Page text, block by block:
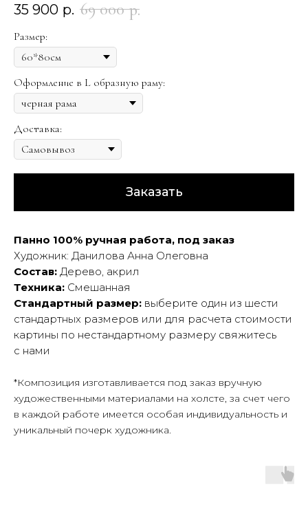
35 900 р. 69 000 р.
Размер:
Оформление в L образную раму:
Доставка:
Заказать
Панно 100% ручная работа, под заказ
Художник: Данилова Анна Олеговна
Состав: Дерево, акрил
Техника: Смешанная
Стандартный размер: выберите один из шести
стандартных размеров или для расчета стоимости
картины по нестандартному размеру свяжитесь
с нами
*Композиция изготавливается под заказ вручную
художественными материалами на холсте, за счет чего
в каждой работе имеется особая индивидуальность и
уникальный почерк художника.